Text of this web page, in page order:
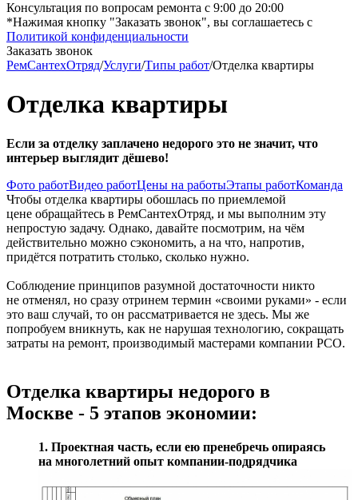
Консультация по вопросам ремонта с 9:00 до 20:00
*Нажимая кнопку "Заказать звонок", вы соглашаетесь с
Политикой конфиденциальности
Заказать звонок
РемСантехОтряд/Услуги/Типы работ/Отделка квартиры
Отделка квартиры
Если за отделку заплачено недорого это не значит, что
интерьер выглядит дёшево!
Фото работВидео работЦены на работыЭтапы работКоманда
Чтобы отделка квартиры обошлась по приемлемой
цене обращайтесь в РемСантехОтряд, и мы выполним эту
непростую задачу. Однако, давайте посмотрим, на чём
действительно можно сэкономить, а на что, напротив,
придётся потратить столько, сколько нужно.
Соблюдение принципов разумной достаточности никто
не отменял, но сразу отринем термин «своими руками» - если
это ваш случай, то он рассматривается не здесь. Мы же
попробуем вникнуть, как не нарушая технологию, сокращать
затраты на ремонт, производимый мастерами компании РСО.
Отделка квартиры недорого в
Москве - 5 этапов экономии:
1. Проектная часть, если ею пренебречь опираясь
на многолетний опыт компании-подрядчика